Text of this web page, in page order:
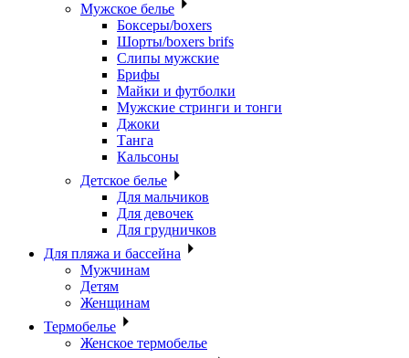
Мужское белье
Боксеры/boxers
Шорты/boxers brifs
Слипы мужские
Брифы
Майки и футболки
Мужские стринги и тонги
Джоки
Танга
Кальсоны
Детское белье
Для мальчиков
Для девочек
Для грудничков
Для пляжа и бассейна
Мужчинам
Детям
Женщинам
Термобелье
Женское термобелье